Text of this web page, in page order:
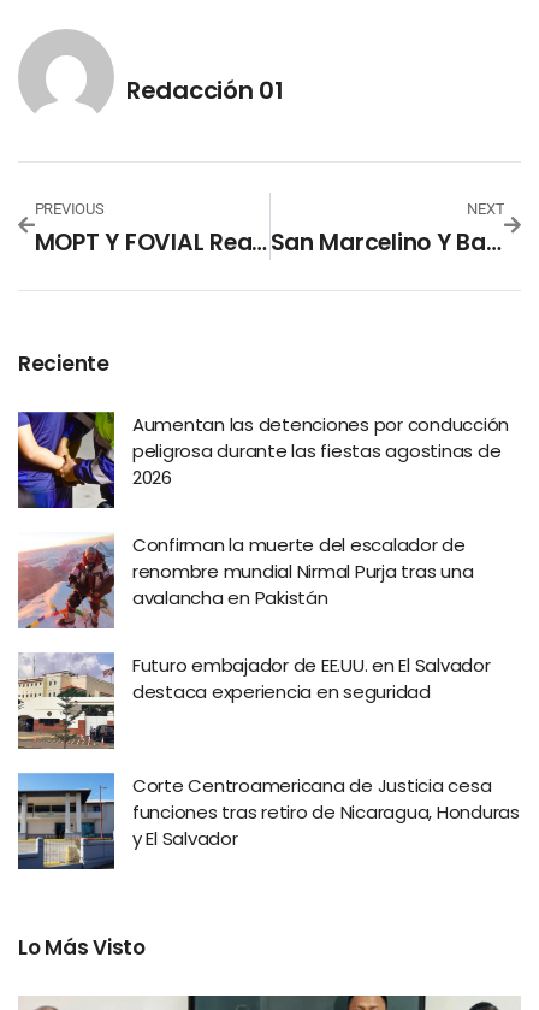
Redacción 01
PREVIOUS
MOPT Y FOVIAL Realizó Derrumbes Controlados En Carretera De Los Chorros
NEXT
San Marcelino Y Barra De Santiago Se Coronan Como Campeones De La Liga De Fútbol Playa
Reciente
Aumentan las detenciones por conducción
peligrosa durante las fiestas agostinas de
2026
Confirman la muerte del escalador de
renombre mundial Nirmal Purja tras una
avalancha en Pakistán
Futuro embajador de EE.UU. en El Salvador
destaca experiencia en seguridad
Corte Centroamericana de Justicia cesa
funciones tras retiro de Nicaragua, Honduras
y El Salvador
Lo Más Visto